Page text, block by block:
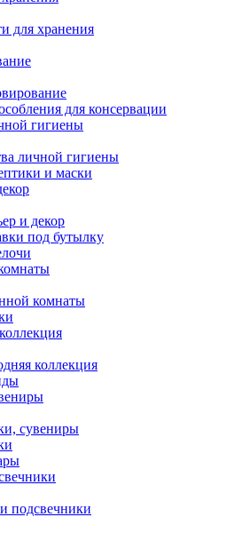
для хранения
для консервации
гигиены
личной гигиены
и маски
и декор
под бутылку
комнаты
коллекция
сувениры
подсвечники